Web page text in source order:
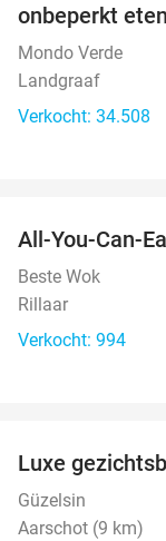
onbeperkt
Mondo Verde
Landgraaf
Verkocht: 34.508
All-You-Can-
Beste Wok
Rillaar
Verkocht: 994
Luxe
Güzelsin
Aarschot (9 km)